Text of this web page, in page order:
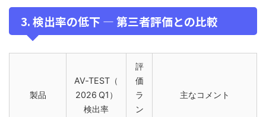
3. 検出率の低下 ― 第三者評価との比較
製品
AV‑TEST（
2026 Q1）
検出率
評
価
ラ
ン
主なコメント